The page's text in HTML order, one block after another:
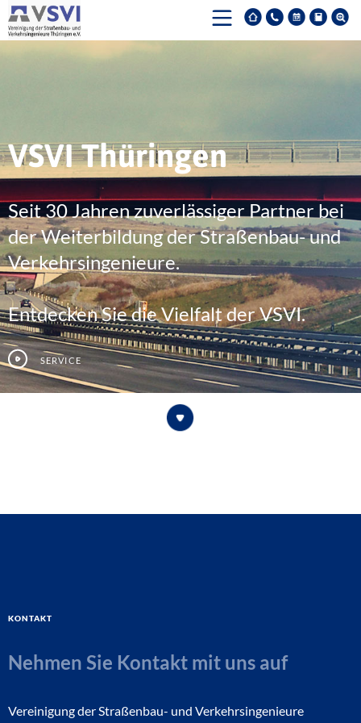
VSVI Thüringen
Seit 30 Jahren zuverlässiger Partner bei
der Weiterbildung der Straßenbau- und
Verkehrsingenieure.
Entdecken Sie die Vielfalt der VSVI.
Service
Kontakt
Nehmen Sie Kontakt mit uns auf
Vereinigung der Straßenbau- und Verkehrsingenieure